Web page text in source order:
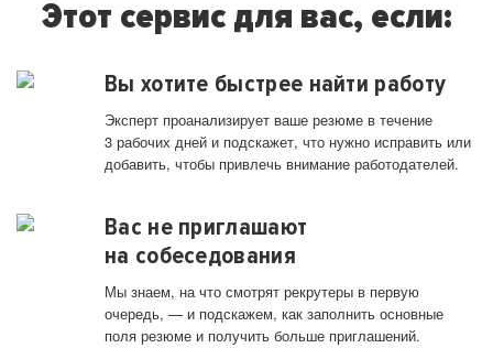
Этот сервис для вас, если:
Вы хотите быстрее найти работу
Эксперт проанализирует ваше резюме в течение
3 рабочих дней и подскажет, что нужно исправить или
добавить, чтобы привлечь внимание работодателей.
Вас не приглашают
на собеседования
Мы знаем, на что смотрят рекрутеры в первую
очередь, — и подскажем, как заполнить основные
поля резюме и получить больше приглашений.